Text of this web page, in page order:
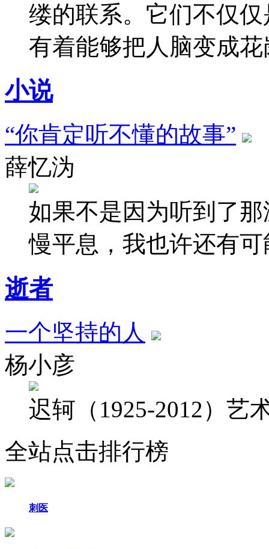
缕的联系。它们不仅
有着能够把人脑变成
小说
“你肯定听不懂的故事”
薛忆沩
如果不是因为听到了
慢平息，我也许还有
逝者
一个坚持的人
杨小彦
迟轲（1925-2012）艺
全站点击排行榜
刺医